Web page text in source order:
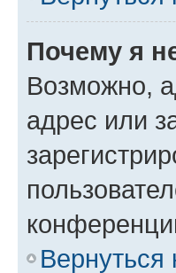
Почему я
Возможно,
адрес или
Вернуться